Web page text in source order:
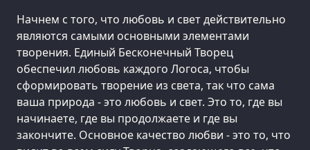
Начнем с того, что любовь и свет действительно
являются самыми основными элементами
творения. Единый Бесконечный Творец
обеспечил любовь каждого Логоса, чтобы
сформировать творение из света, так что сама
ваша природа - это любовь и свет. Это то, где вы
начинаете, где вы продолжаете и где вы
закончите. Основное качество любви - это то, что